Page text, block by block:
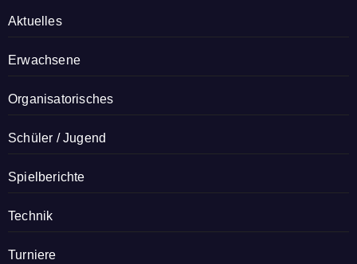
Aktuelles
Erwachsene
Organisatorisches
Schüler / Jugend
Spielberichte
Technik
Turniere